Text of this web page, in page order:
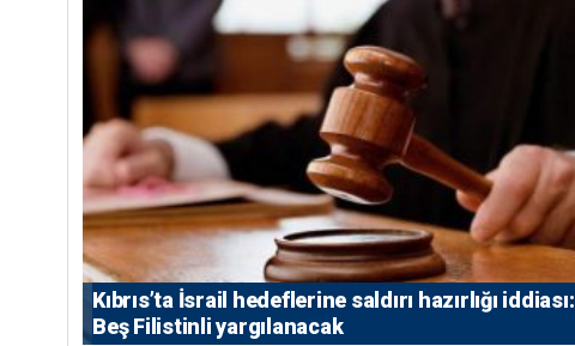
Kıbrıs’ta İsrail hedeflerine saldırı hazırlığı iddiası:
Beş Filistinli yargılanacak